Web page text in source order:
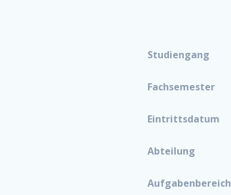
Studiengang
Fachsemester
Eintrittsdatum
Abteilung
Aufgabenbereich